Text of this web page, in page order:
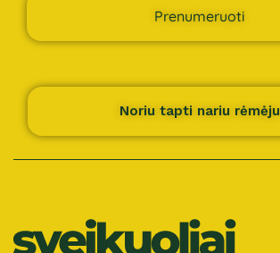
Prenumeruoti
Noriu tapti nariu rėmėju